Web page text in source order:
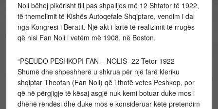
Noli bëhej pikërisht fill pas shpalljes më 12 Shtator të 1922,
të themelimit të Kishës Autoqefale Shqiptare, vendim i dal
nga Kongresi i Beratit. Një akt i lartë të realizimit të rrugës
që nisi Fan Noli i vetëm më 1908, në Boston.
“PSEUDO PESHKOPI FAN – NOLIS- 22 Tetor 1922
Shumë dhe shpeshherë u shkrua për një farë kleriku
shqiptar Theofan (Fan Noli) që i thotë vetes Peshkop, por
që në përgjigje të kësaj asgjë nuk kemi botuar duke mos i
dhënë rëndësi dhe duke mos e konsideruar këtë pretendim